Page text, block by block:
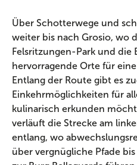
Über Schotterwege und
weiter bis nach Grosio, wo
Felsritzungen-Park und die
hervorragende Orte für
Entlang der Route gibt es
Einkehrmöglichkeiten für
kulinarisch erkunden
verläuft die Strecke am
entlang, wo
über vergnügliche Pfade